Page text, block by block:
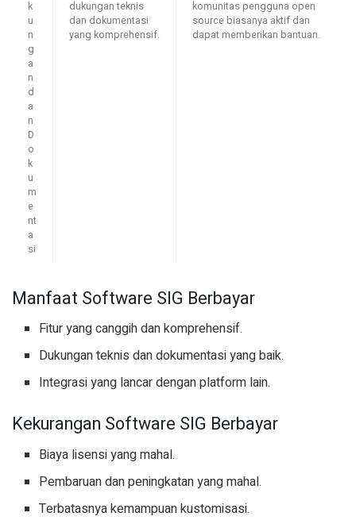
k
u
n
g
a
n
d
a
n
D
o
k
u
m
e
nt
a
si
dukungan teknis
dan dokumentasi
yang komprehensif.
komunitas pengguna open
source biasanya aktif dan
dapat memberikan bantuan.
Manfaat Software SIG Berbayar
Fitur yang canggih dan komprehensif.
Dukungan teknis dan dokumentasi yang baik.
Integrasi yang lancar dengan platform lain.
Kekurangan Software SIG Berbayar
Biaya lisensi yang mahal.
Pembaruan dan peningkatan yang mahal.
Terbatasnya kemampuan kustomisasi.